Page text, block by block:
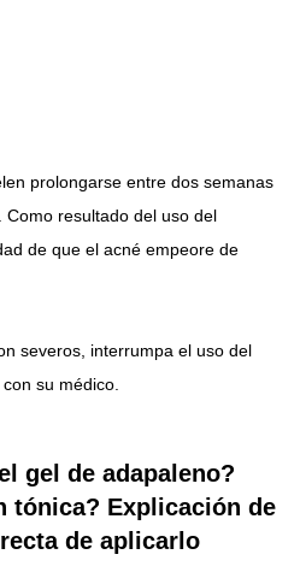
prolongarse entre dos semanas
Como resultado del uso del
de que el acné empeore de
severos, interrumpa el uso del
su médico.
gel de adapaleno?
tónica? Explicación de
de aplicarlo